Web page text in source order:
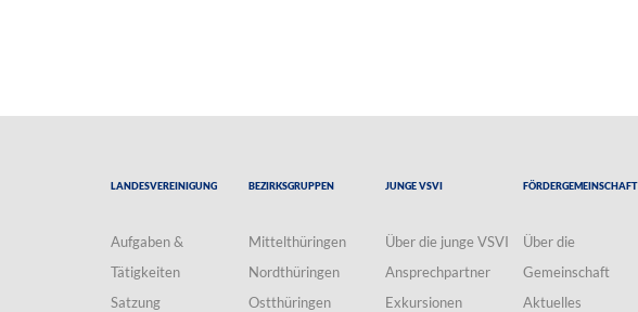
Landesvereinigung
Aufgaben &
Tätigkeiten
Satzung
Bezirksgruppen
Mittelthüringen
Nordthüringen
Ostthüringen
Junge VSVI
Über die junge VSVI
Ansprechpartner
Exkursionen
Fördergemeinschaft
Über die
Gemeinschaft
Aktuelles